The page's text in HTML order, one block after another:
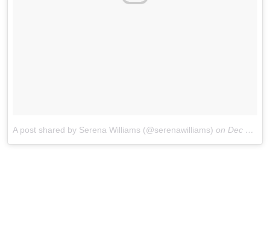
A post shared by Serena Williams (@serenawilliams) on Dec 24, 2017 at 6:09am PST